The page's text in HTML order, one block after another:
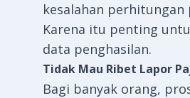
kesalahan
Karena itu penting
data penghasilan.
Tidak Mau Ribet Lapor
Bagi banyak orang,